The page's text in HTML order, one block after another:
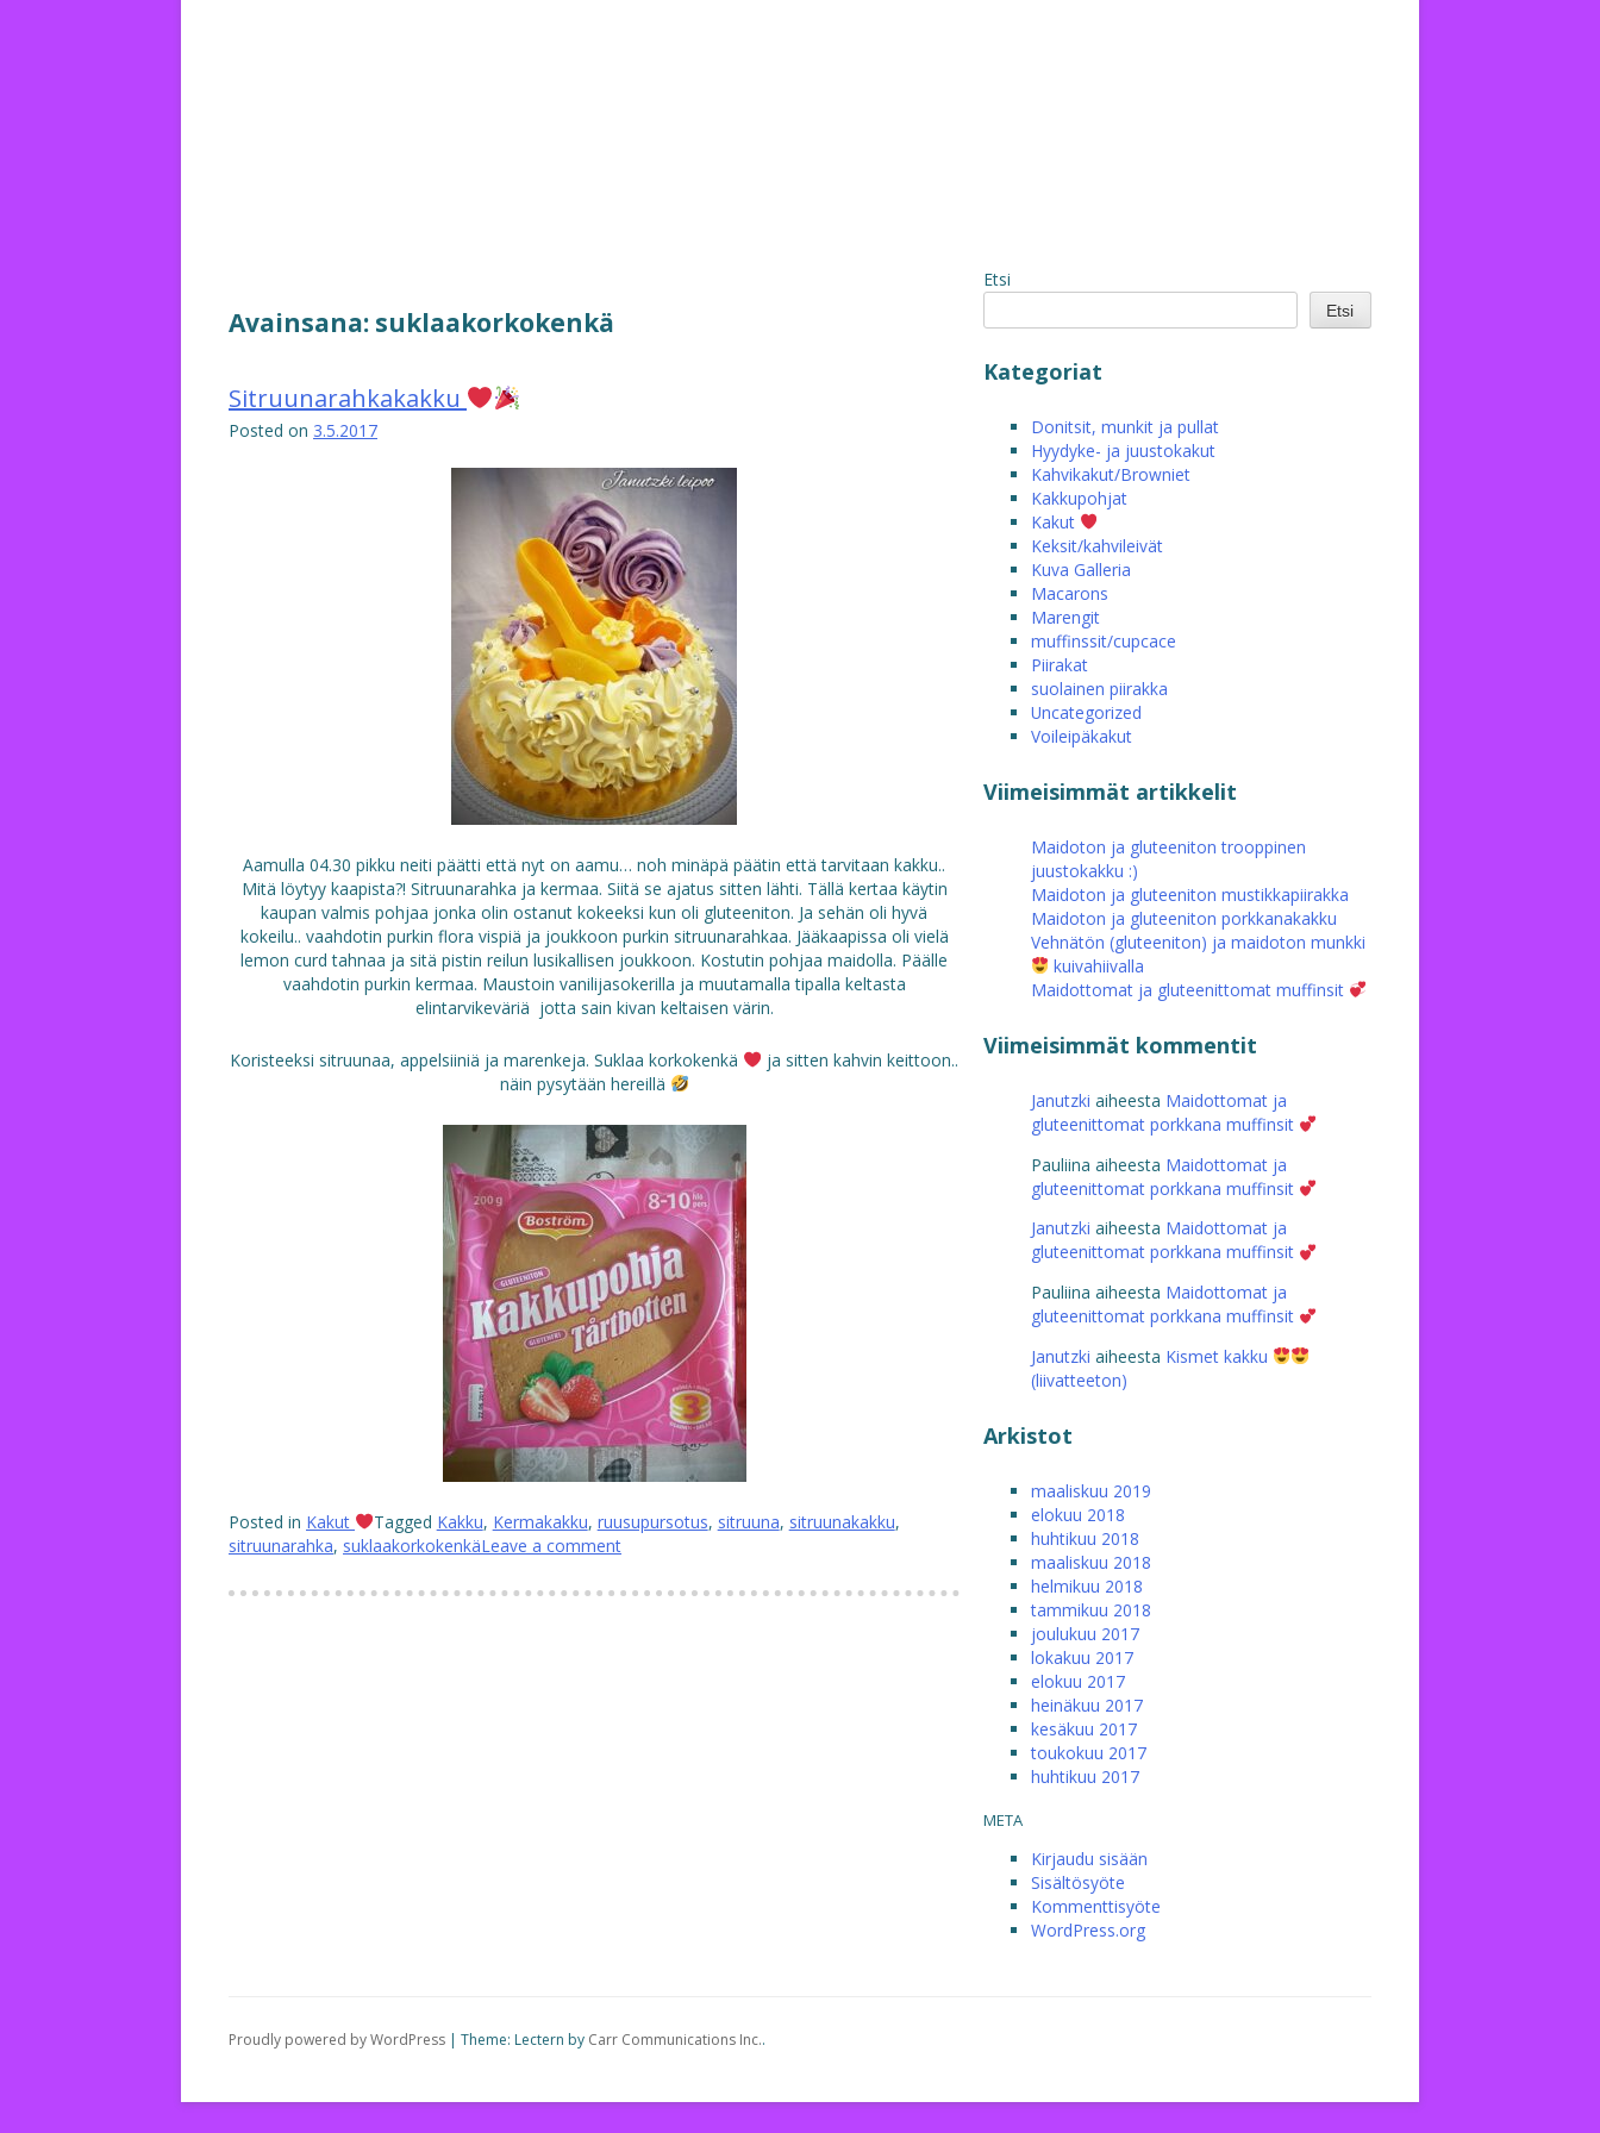
Avainsana: suklaakorkokenkä
Sitruunarahkakakku
Posted on 3.5.2017
Aamulla 04.30 pikku neiti päätti että nyt on aamu… noh minäpä päätin että tarvitaan kakku..
Mitä löytyy kaapista?! Sitruunarahka ja kermaa. Siitä se ajatus sitten lähti. Tällä kertaa käytin
kaupan valmis pohjaa jonka olin ostanut kokeeksi kun oli gluteeniton. Ja sehän oli hyvä
kokeilu.. vaahdotin purkin flora vispiä ja joukkoon purkin sitruunarahkaa. Jääkaapissa oli vielä
lemon curd tahnaa ja sitä pistin reilun lusikallisen joukkoon. Kostutin pohjaa maidolla. Päälle
vaahdotin purkin kermaa. Maustoin vanilijasokerilla ja muutamalla tipalla keltasta
elintarvikeväriä jotta sain kivan keltaisen värin.
Koristeeksi sitruunaa, appelsiiniä ja marenkeja. Suklaa korkokenkä
ja sitten kahvin keittoon..
näin pysytään hereillä
Posted in Kakut Tagged Kakku, Kermakakku, ruusupursotus, sitruuna, sitruunakakku,
sitruunarahka, suklaakorkokenkäLeave a comment
Etsi
Etsi
Kategoriat
Donitsit, munkit ja pullat
Hyydyke- ja juustokakut
Kahvikakut/Browniet
Kakkupohjat
Kakut
Keksit/kahvileivät
Kuva Galleria
Macarons
Marengit
muffinssit/cupcace
Piirakat
suolainen piirakka
Uncategorized
Voileipäkakut
Viimeisimmät artikkelit
Maidoton ja gluteeniton trooppinen
juustokakku :)
Maidoton ja gluteeniton mustikkapiirakka
Maidoton ja gluteeniton porkkanakakku
Vehnätön (gluteeniton) ja maidoton munkki
kuivahiivalla
Maidottomat ja gluteenittomat muffinsit
Viimeisimmät kommentit
Janutzki aiheesta Maidottomat ja
gluteenittomat porkkana muffinsit
Pauliina aiheesta Maidottomat ja
gluteenittomat porkkana muffinsit
Janutzki aiheesta Maidottomat ja
gluteenittomat porkkana muffinsit
Pauliina aiheesta Maidottomat ja
gluteenittomat porkkana muffinsit
Janutzki aiheesta Kismet kakku
(liivatteeton)
Arkistot
maaliskuu 2019
elokuu 2018
huhtikuu 2018
maaliskuu 2018
helmikuu 2018
tammikuu 2018
joulukuu 2017
lokakuu 2017
elokuu 2017
heinäkuu 2017
kesäkuu 2017
toukokuu 2017
huhtikuu 2017
META
Kirjaudu sisään
Sisältösyöte
Kommenttisyöte
WordPress.org
Proudly powered by WordPress | Theme: Lectern by Carr Communications Inc..